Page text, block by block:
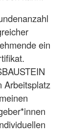
ein
Arbeitsplatz